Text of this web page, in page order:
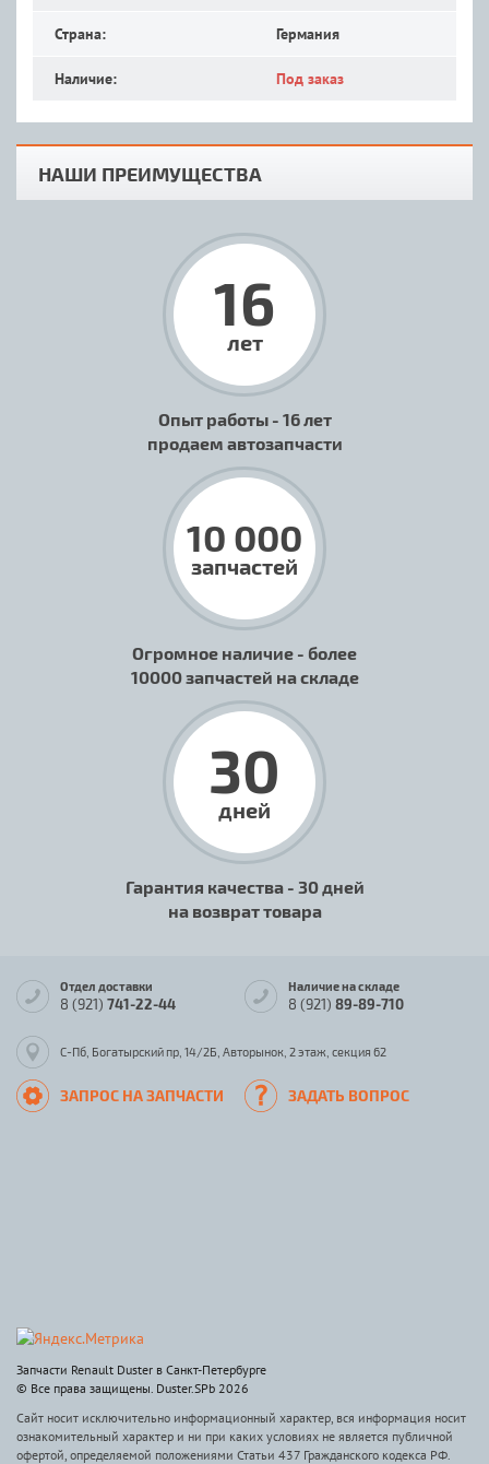
Страна: Германия
Наличие: Под заказ
НАШИ ПРЕИМУЩЕСТВА
16
лет
Опыт работы - 16 лет
продаем автозапчасти
10 000
запчастей
Огромное наличие - более
10000 запчастей на складе
30
дней
Гарантия качества - 30 дней
на возврат товара
Отдел доставки
8 (921) 741-22-44
Наличие на складе
8 (921) 89-89-710
С-Пб, Богатырский пр, 14/2Б, Авторынок, 2 этаж, секция 62
ЗАПРОС НА ЗАПЧАСТИ ЗАДАТЬ ВОПРОС
Запчасти Renault Duster в Санкт-Петербурге
© Все права защищены. Duster.SPb 2026
Сайт носит исключительно информационный характер, вся информация носит
ознакомительный характер и ни при каких условиях не является публичной
офертой, определяемой положениями Статьи 437 Гражданского кодекса РФ.